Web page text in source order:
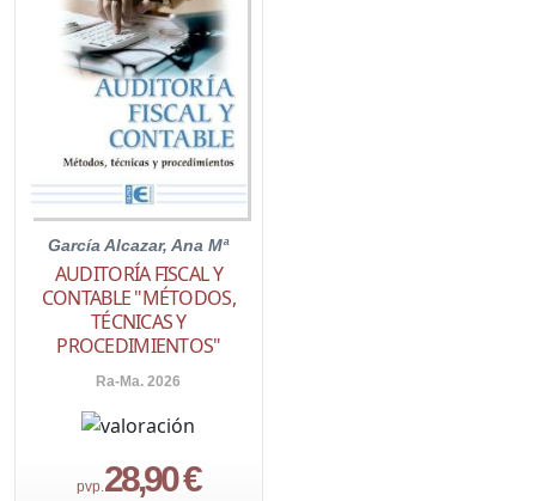
García Alcazar, Ana Mª
AUDITORÍA FISCAL Y
CONTABLE "MÉTODOS,
TÉCNICAS Y
PROCEDIMIENTOS"
Ra-Ma. 2026
pvp. 28,90 €